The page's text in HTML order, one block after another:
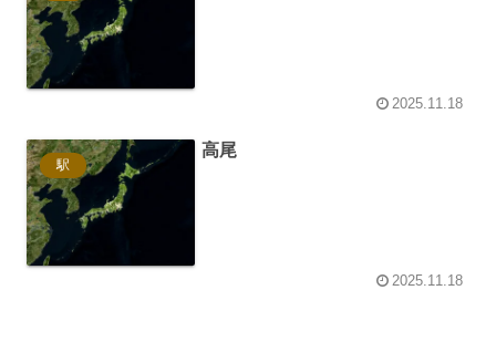
2025.11.18
駅
高尾
2025.11.18